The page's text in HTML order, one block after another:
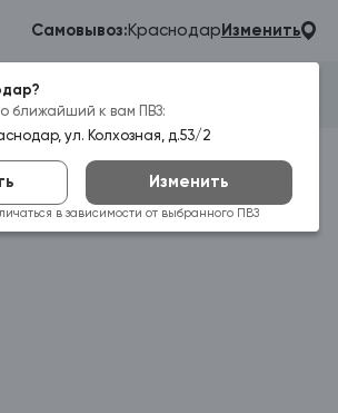
Самовывоз: Краснодар Изменить
ближайший к вам ПВЗ:
ул. Колхозная, д.53/2
Изменить
в зависимости от выбранного ПВЗ
Гараж